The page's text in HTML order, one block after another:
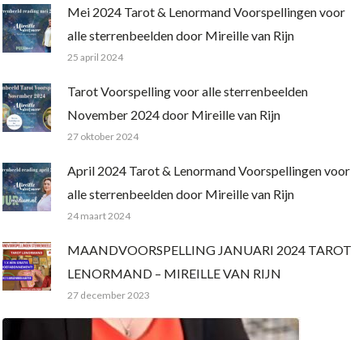
Mei 2024 Tarot & Lenormand Voorspellingen voor
alle sterrenbeelden door Mireille van Rijn
25 april 2024
Tarot Voorspelling voor alle sterrenbeelden
November 2024 door Mireille van Rijn
27 oktober 2024
April 2024 Tarot & Lenormand Voorspellingen voor
alle sterrenbeelden door Mireille van Rijn
24 maart 2024
MAANDVOORSPELLING JANUARI 2024 TAROT
LENORMAND – MIREILLE VAN RIJN
27 december 2023